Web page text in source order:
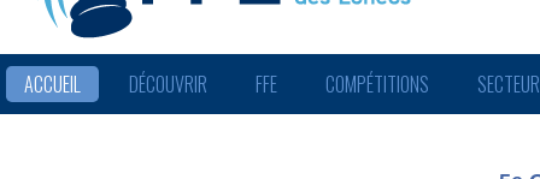
ACCUEIL DÉCOUVRIR FFE COMPÉTITIONS